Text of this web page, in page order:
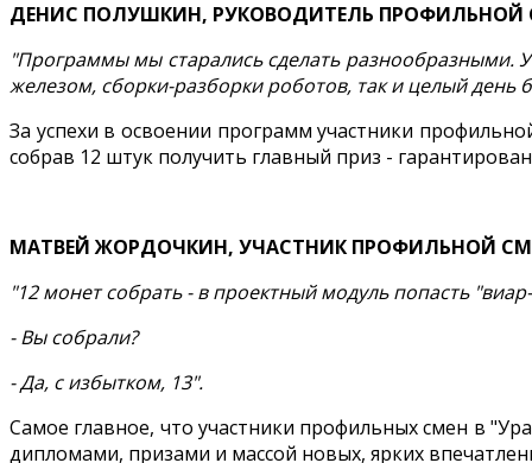
ДЕНИС ПОЛУШКИН, РУКОВОДИТЕЛЬ ПРОФИЛЬНОЙ
"Программы мы старались сделать разнообразными.
железом, сборки-разборки роботов, так и целый
За успехи в освоении программ участники
собрав 12 штук получить главный приз -
МАТВЕЙ ЖОРДОЧКИН, УЧАСТНИК ПРОФИЛЬНОЙ
"12 монет собрать - в проектный модуль попасть
- Вы собрали?
- Да, с избытком, 13".
Самое главное, что участники профильных смен в
дипломами, призами и массой новых, ярких